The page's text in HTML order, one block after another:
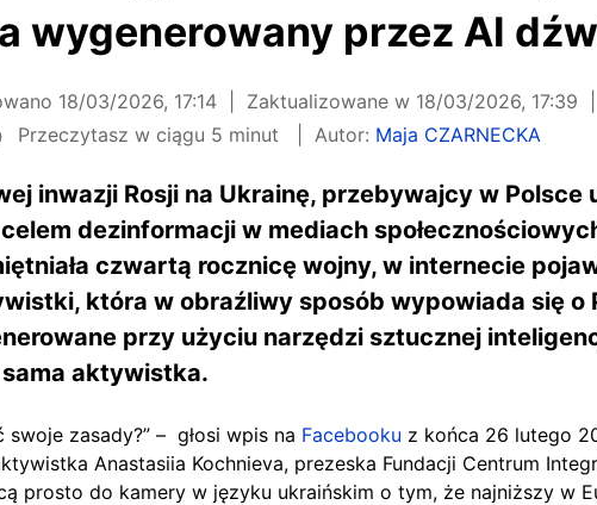
wygenerowany przez AI
18/03/2026, 17:14 Zaktualizowane w 18/03/2026, 17:39
Przeczytasz w ciągu 5 minut
Autor: Maja CZARNECKA
inwazji Rosji na Ukrainę, przebywajcy w Polsce
dezinformacji w mediach
czwartą rocznicę wojny, w internecie
która w obraźliwy sposób wypowiada się o
przy użyciu narzędzi sztucznej
sama aktywistka.
zasady?” – głosi wpis na Facebooku z końca 26 lutego
Anastasiia Kochnieva, prezeska Fundacji Centrum
prosto do kamery w języku ukraińskim o tym, że najniższy w